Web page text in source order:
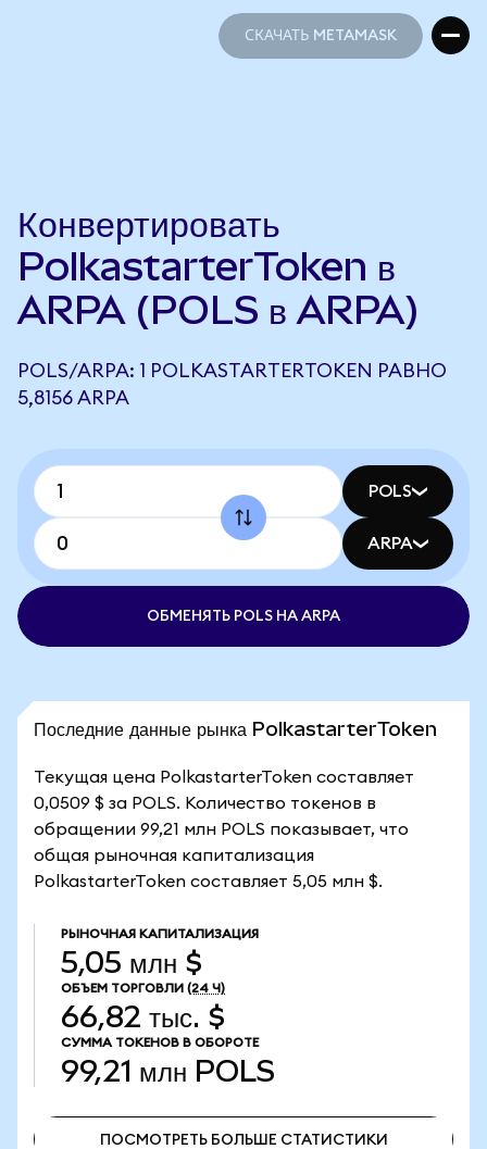
СКАЧАТЬ METAMASK
Конвертировать
PolkastarterToken в
ARPA (POLS в ARPA)
POLS/ARPA: 1 POLKASTARTERTOKEN РАВНО
5,8156 ARPA
POLS
ARPA
ОБМЕНЯТЬ POLS НА ARPA
Последние данные рынка PolkastarterToken
Текущая цена PolkastarterToken составляет
0,0509 $ за POLS. Количество токенов в
обращении 99,21 млн POLS показывает, что
общая рыночная капитализация
PolkastarterToken составляет 5,05 млн $.
РЫНОЧНАЯ КАПИТАЛИЗАЦИЯ
5,05 млн $
ОБЪЕМ ТОРГОВЛИ (24 Ч)
66,82 тыс. $
СУММА ТОКЕНОВ В ОБОРОТЕ
99,21 млн POLS
ПОСМОТРЕТЬ БОЛЬШЕ СТАТИСТИКИ